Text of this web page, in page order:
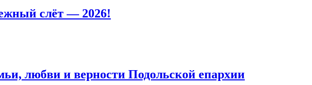
слёт — 2026!
любви и верности Подольской епархии